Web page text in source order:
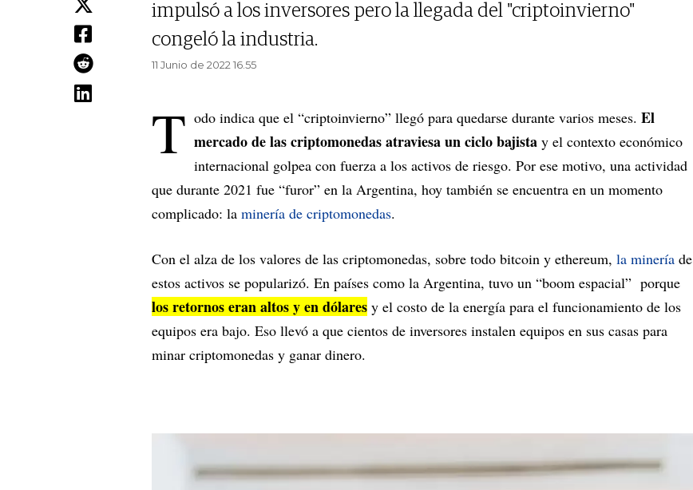
impulsó a los inversores pero la llegada del "criptoinvierno"
congeló la industria.
11 Junio de 2022 16.55
T odo indica que el “criptoinvierno” llegó para quedarse durante varios meses. El
mercado de las criptomonedas atraviesa un ciclo bajista y el contexto económico
internacional golpea con fuerza a los activos de riesgo. Por ese motivo, una actividad
que durante 2021 fue “furor” en la Argentina, hoy también se encuentra en un momento
complicado: la minería de criptomonedas.
Con el alza de los valores de las criptomonedas, sobre todo bitcoin y ethereum, la minería de
estos activos se popularizó. En países como la Argentina, tuvo un “boom espacial” porque
los retornos eran altos y en dólares y el costo de la energía para el funcionamiento de los
equipos era bajo. Eso llevó a que cientos de inversores instalen equipos en sus casas para
minar criptomonedas y ganar dinero.